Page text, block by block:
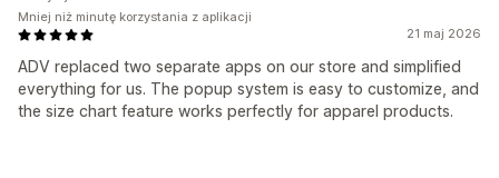
21 maj 2026
ADV replaced two separate apps on our store and simplified
everything for us. The popup system is easy to customize, and
the size chart feature works perfectly for apparel products.
Mniej niż minutę korzystania z aplikacji